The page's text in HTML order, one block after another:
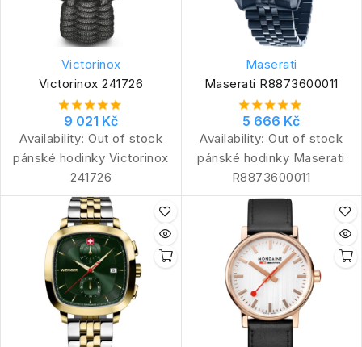
Victorinox
Victorinox 241726
9 021 Kč
Availability: Out of stock
pánské hodinky Victorinox
241726
Maserati
Maserati R8873600011
5 666 Kč
Availability: Out of stock
pánské hodinky Maserati
R8873600011